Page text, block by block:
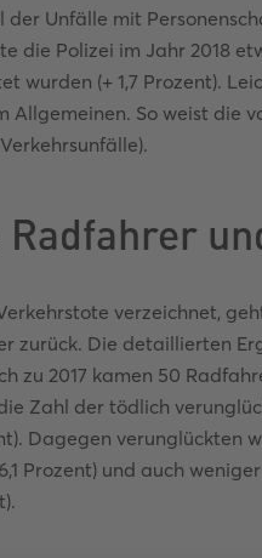
Unfälle mit
die Polizei im Jahr 2018
wurden (+ 1,7 Prozent).
Allgemeinen. So weist die
verzeichnet,
zurück. Die detaillierten
zu 2017 kamen 50
Zahl der tödlich
Dagegen verunglückten
Prozent) und auch